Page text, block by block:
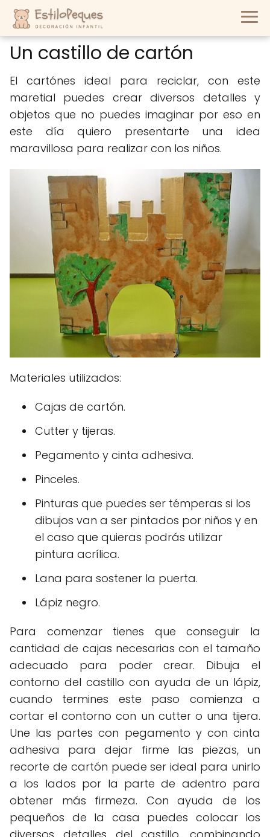
Un castillo de cartón
El cartónes ideal para reciclar, con este
maretial puedes crear diversos detalles y
objetos que no puedes imaginar por eso en
este día quiero presentarte una idea
maravillosa para realizar con los niños.
Materiales utilizados:
Cajas de cartón.
Cutter y tijeras.
Pegamento y cinta adhesiva.
Pinceles.
Pinturas que puedes ser témperas si los
dibujos van a ser pintados por niños y en
el caso que quieras podrás utilizar
pintura acrílica.
Lana para sostener la puerta.
Lápiz negro.
Para comenzar tienes que conseguir la
cantidad de cajas necesarias con el tamaño
adecuado para poder crear. Dibuja el
contorno del castillo con ayuda de un lápiz,
cuando termines este paso comienza a
cortar el contorno con un cutter o una tijera.
Une las partes con pegamento y con cinta
adhesiva para dejar firme las piezas, un
recorte de cartón puede ser ideal para unirlo
a los lados por la parte de adentro para
obtener más firmeza. Con ayuda de los
pequeños de la casa puedes colocar los